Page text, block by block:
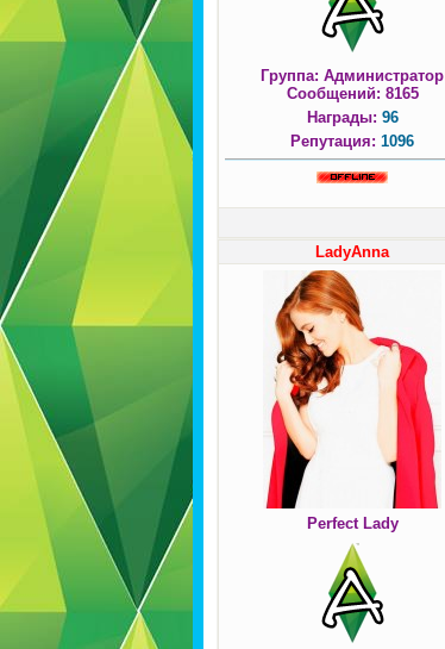
Группа: Администратор
Сообщений: 8165
Награды: 96
Репутация: 1096
LadyAnna
Perfect Lady